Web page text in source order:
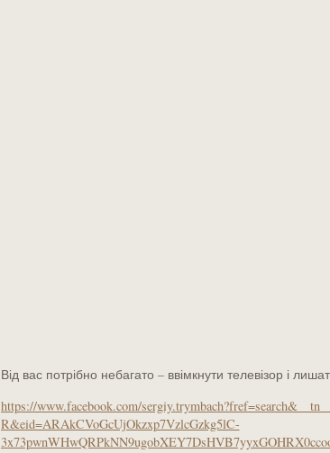
Від вас потрібно небагато – ввімкнути телевізор і
https://www.facebook.com/
R&eid=ARAkCVoGcUjOkzxp7VzlcGzkg5lC-